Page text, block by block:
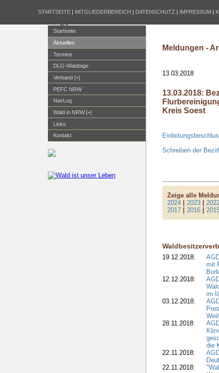
STARTSEITE | MITGLIEDERBEREICH | DATENSCHUTZ | IMPRESSUM |
Startseite
Aktuelles
Termine
DLG-Waldtage
Verband [+]
PEFC NRW
NavLog
Wald in NRW [+]
Links
Kontakt
Meldungen -
13.03.2018
13.03.2018:
Kreis Soest
Schreiben der
Zeige alle
2024 |2023 |
2017 |2016 |
19.12.2018:
mit
12.12.2018:
im
03.12.2018:
28.11.2018:
die
22.11.2018:
22.11.2018: